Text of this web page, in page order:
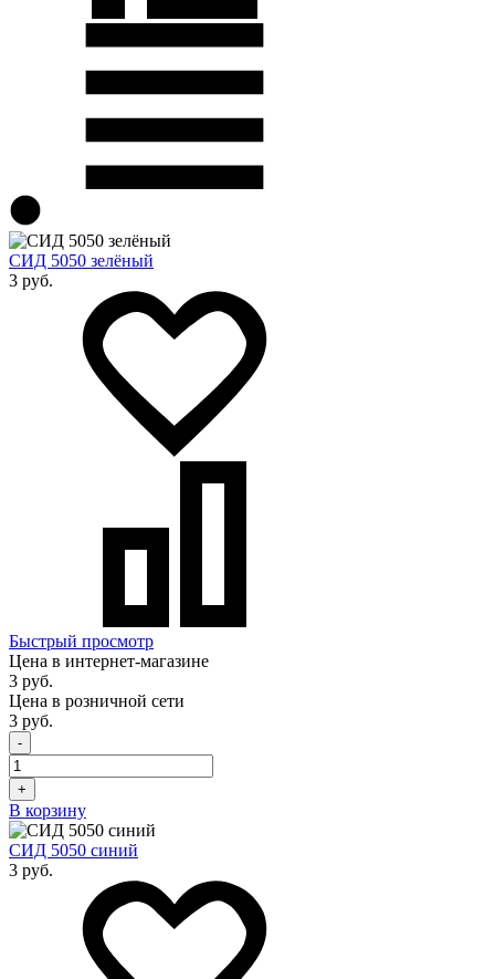
СИД 5050 зелёный
3 руб.
Быстрый просмотр
Цена в интернет-магазине
3 руб.
Цена в розничной сети
3 руб.
-
+
В корзину
СИД 5050 синий
3 руб.